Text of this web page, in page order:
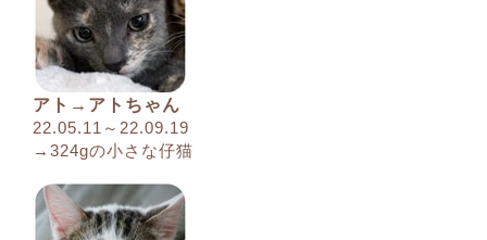
アト→アトちゃん
22.05.11～22.09.19
→324gの小さな仔猫